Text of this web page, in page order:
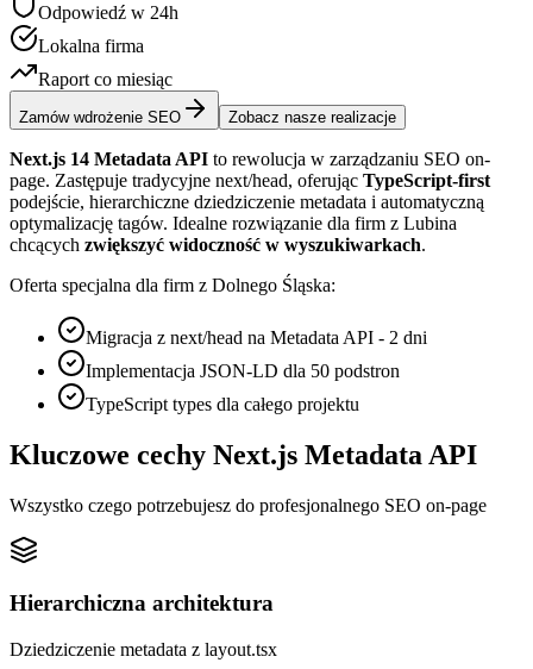
Odpowiedź w 24h
Lokalna firma
Raport co miesiąc
Zamów wdrożenie SEO Zobacz nasze realizacje
Next.js 14 Metadata API to rewolucja w zarządzaniu SEO on-
page. Zastępuje tradycyjne next/head, oferując TypeScript-first
podejście, hierarchiczne dziedziczenie metadata i automatyczną
optymalizację tagów. Idealne rozwiązanie dla firm z Lubina
chcących zwiększyć widoczność w wyszukiwarkach.
Oferta specjalna dla firm z Dolnego Śląska:
Migracja z next/head na Metadata API - 2 dni
Implementacja JSON-LD dla 50 podstron
TypeScript types dla całego projektu
Kluczowe cechy Next.js Metadata API
Wszystko czego potrzebujesz do profesjonalnego SEO on-page
Hierarchiczna architektura
Dziedziczenie metadata z layout.tsx